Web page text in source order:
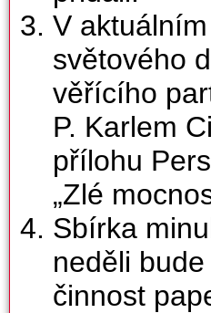
V
světového
věřícího
P. Karlem
přílohu
„Zlé
Sbírka
neděli
činnost